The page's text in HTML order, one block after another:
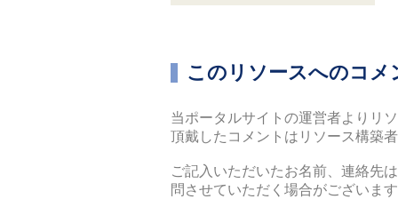
このリソースへのコ
当ポータルサイトの運営者よりリ
頂戴したコメントはリソース構築
ご記⼊いただいたお名前、連絡先
問させていただく場合がございま